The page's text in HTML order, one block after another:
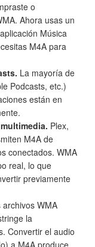
o
Ahora usas un
Música
M4A para
La mayoría de
Podcasts, etc.)
están en
Plex,
M4A de
conectados. WMA
real, lo que
previamente
archivos WMA
la
Convertir el audio